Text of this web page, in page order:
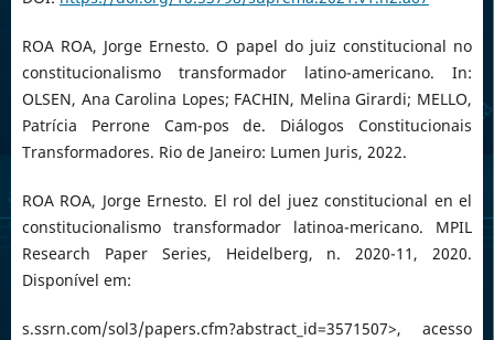
ROA ROA, Jorge Ernesto. O papel do juiz constitucional no
constitucionalismo transformador latino-americano. In:
OLSEN, Ana Carolina Lopes; FACHIN, Melina Girardi; MELLO,
Patrícia Perrone Cam-pos de. Diálogos Constitucionais
Transformadores. Rio de Janeiro: Lumen Juris, 2022.
ROA ROA, Jorge Ernesto. El rol del juez constitucional en el
constitucionalismo transformador latinoa-mericano. MPIL
Research Paper Series, Heidelberg, n. 2020-11, 2020.
Disponível em:
s.ssrn.com/sol3/papers.cfm?abstract_id=3571507>, acesso